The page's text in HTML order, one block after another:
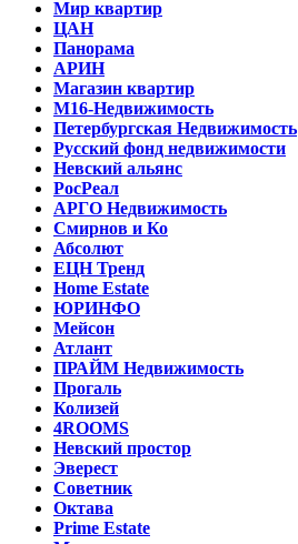
Мир квартир
ЦАН
Панорама
АРИН
Магазин квартир
М16-Недвижимость
Петербургская Недвижимость
Русский фонд недвижимости
Невский альянс
РосРеал
АРГО Недвижимость
Смирнов и Ко
Абсолют
ЕЦН Тренд
Home Estate
ЮРИНФО
Мейсон
Атлант
ПРАЙМ Недвижимость
Прогаль
Колизей
4ROOMS
Невский простор
Эверест
Советник
Октава
Prime Estate